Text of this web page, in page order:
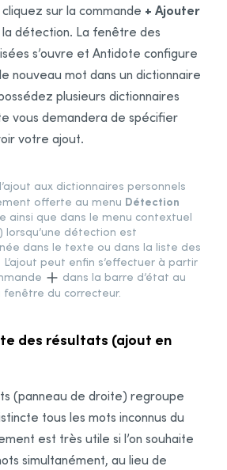
personnalisées
dans une organisation
publiées
cliquez sur la commande + Ajouter
la détection. La fenêtre des
s’ouvre et Antidote configure
nouveau mot dans un dictionnaire
plusieurs dictionnaires
vous demandera de spécifier
votre ajout.
aux dictionnaires personnels
offerte au menu Détection
ainsi que dans le menu contextuel
lorsqu’une détection est
dans le texte ou dans la liste des
. L’ajout peut enfin s’effectuer à partir
dans la barre d’état au
fenêtre du correcteur.
des résultats (ajout en
(panneau de droite) regroupe
tous les mots inconnus du
est très utile si l’on souhaite
simultanément, au lieu de